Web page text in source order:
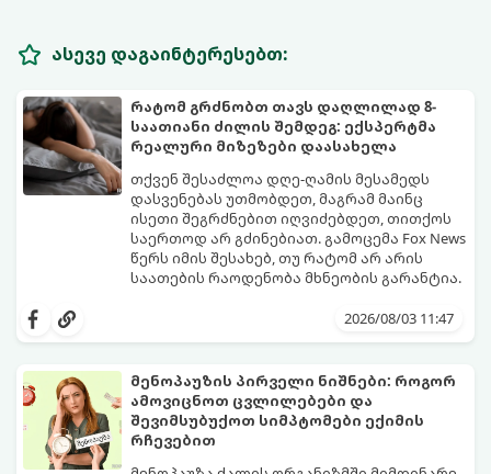
ასევე დაგაინტერესებთ:
რატომ გრძნობთ თავს დაღლილად 8-
საათიანი ძილის შემდეგ: ექსპერტმა
რეალური მიზეზები დაასახელა
თქვენ შესაძლოა დღე-ღამის მესამედს
დასვენებას უთმობდეთ, მაგრამ მაინც
ისეთი შეგრძნებით იღვიძებდეთ, თითქოს
საერთოდ არ გძინებიათ. გამოცემა Fox News
წერს იმის შესახებ, თუ რატომ არ არის
საათების რაოდენობა მხნეობის გარანტია.
2026/08/03 11:47
მენოპაუზის პირველი ნიშნები: როგორ
ამოვიცნოთ ცვლილებები და
შევიმსუბუქოთ სიმპტომები ექიმის
რჩევებით